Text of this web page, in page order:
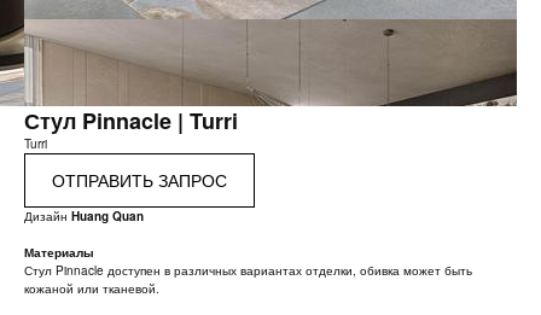
Стул Pinnacle | Turri
Turri
ОТПРАВИТЬ ЗАПРОС
Дизайн Huang Quan
Материалы
Стул Pinnacle доступен в различных вариантах отделки, обивка может быть
кожаной или тканевой.